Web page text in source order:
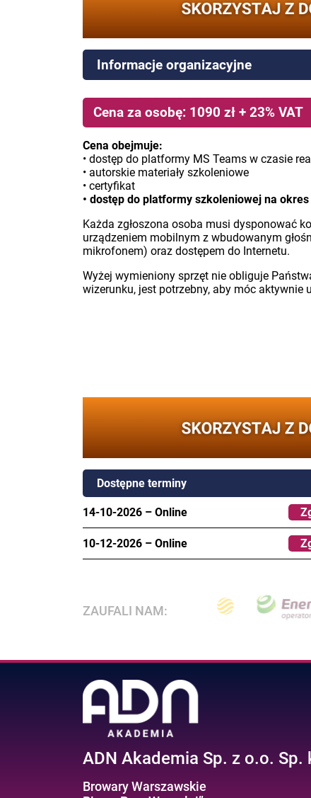
Informacje organizacyjne
Cena za osobę: 1090 zł + 23% VAT
Cena obejmuje:
• dostęp do platformy MS Teams w czasie
• autorskie materiały szkoleniowe
• certyfikat
• dostęp do platformy szkoleniowej na
Każda zgłoszona osoba musi dysponować
urządzeniem mobilnym z wbudowanym
mikrofonem) oraz dostępem do Internetu.
Wyżej wymieniony sprzęt nie obliguje
wizerunku, jest potrzebny, aby móc aktywnie
Dostępne terminy
14-10-2026 – Online
10-12-2026 – Online
ZAUFALI NAM:
ADN Akademia Sp. z o.o. Sp.
Browary Warszawskie